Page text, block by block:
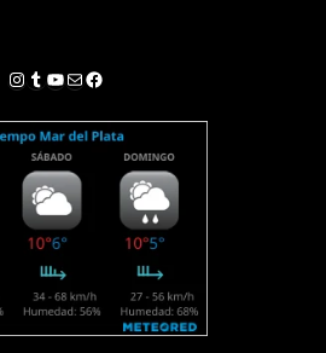
Instagram
Tumblr
YouTube
Correo electrónico
Facebook